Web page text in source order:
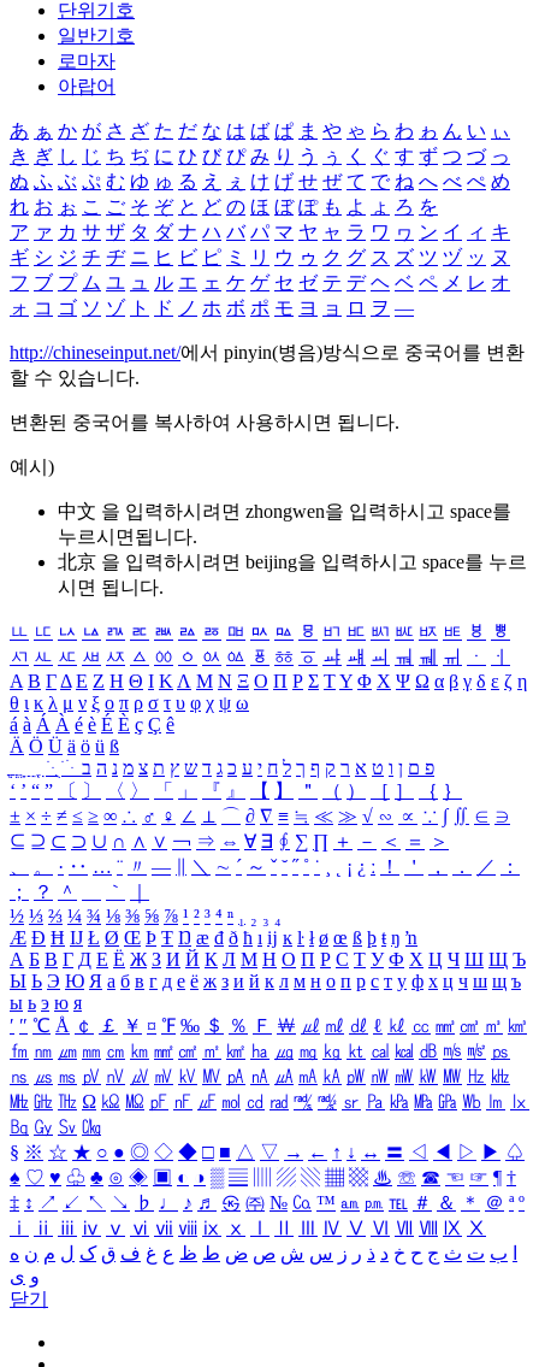
단위기호
일반기호
로마자
아랍어
あ ぁ か が さ ざ た だ な は ば ぱ ま や ゃ ら わ ゎ ん い ぃ
き ぎ し じ ち ぢ に ひ び ぴ み り う ぅ く ぐ す ず つ づ っ
ぬ ふ ぶ ぷ む ゆ ゅ る え ぇ け げ せ ぜ て で ね へ べ ぺ め
れ お ぉ こ ご そ ぞ と ど の ほ ぼ ぽ も よ ょ ろ を
ア ァ カ サ ザ タ ダ ナ ハ バ パ マ ヤ ャ ラ ワ ヮ ン イ ィ キ
ギ シ ジ チ ヂ ニ ヒ ビ ピ ミ リ ウ ゥ ク グ ス ズ ツ ヅ ッ ヌ
フ ブ プ ム ユ ュ ル エ ェ ケ ゲ セ ゼ テ デ ヘ ベ ペ メ レ オ
ォ コ ゴ ソ ゾ ト ド ノ ホ ボ ポ モ ヨ ョ ロ ヲ ―
http://chineseinput.net/에서 pinyin(병음)방식으로 중국어를 변환
할 수 있습니다.
변환된 중국어를 복사하여 사용하시면 됩니다.
예시)
中文 을 입력하시려면 zhongwen을 입력하시고 space를
누르시면됩니다.
北京 을 입력하시려면 beijing을 입력하시고 space를 누르
시면 됩니다.
ㅥ ㅦ ㅧ ㅨ ㅩ ㅪ ㅫ ㅬ ㅭ ㅮ ㅯ ㅰ ㅱ ㅲ ㅳ ㅴ ㅵ ㅶ ㅷ ㅸ
ㅹ
ㅺ ㅻ ㅼ ㅽ ㅾ ㅿ ㆀ ㆁ ㆂ ㆃ ㆄ ㆅ ㆆ ㆇ ㆈ ㆉ ㆊ ㆋ ㆌ ㆍ
ㆎ
Α Β ΓΔ Ε Ζ Η Θ Ι ΚΛ Μ Ν Ξ Ο Π Ρ Σ ΤΥ Φ Χ Ψ Ω α β γ δ ε ζ η
θ ι κ λ μ ν ξ ο π ρ σ τ υ φ χ ψ ω
á à Á À é è É È ç Ç ê
Ä Ö Ü ä ö ü ß
ִֶֹ ֻּ ׁׂ פ ם ן ו ט א ר ק ף ך ל ח י ע כ ג ד ש ץ ת צ מ נ ה ב
‘ ’ “ ” 〔 〕 〈 〉 「 」 『 』 【 】 ＂ （ ） ［ ］ ｛ ｝
± × ÷ ≠ ≤ ≥ ∞ ∴ ♂ ♀ ∠ ⊥ ⌒ ∂ ∇ ≡ ≒ ≪ ≫ √ ∽ ∝ ∵ ∫ ∬ ∈ ∋
⊆ ⊇ ⊂ ⊃ ∪ ∩ ∧ ∨ ￢ ⇒ ⇔ ∀ ∃ ∮ ∑ ∏ ＋ － ＜ ＝
＞
、
。 · ‥ … ¨ 〃 ― ＼ ∼ ´ ～ ˇ ˘ ˝ ˚ ˙ ¸ ¡ ¿ ː ！ ＇ ， ． ／
：
；
？ ＾ ｀
½ ⅓ ⅔ ¼ ¾ ⅛ ⅜ ⅝ ⅞ ¹ ² ³ ⁴ ⁿ ₁ ₂ ₃ ₄
Æ Ð Ħ Ĳ Ł Ø Œ Þ Ŧ Ŋ æ đ ð ħ ı ĳ ĸ ŀ ł ø œ ß þ ŧ ŋ ŉ
А Б В Г Д Е Ё Ж З И Й К Л М Н О П Р С Т У Ф Х Ц Ч Ш Щ Ъ
Ы Ь Э Ю Я а б в г д е ё ж з и й к л м н о п р с т у ф х ц ч ш щ ъ
ы ь э ю я
′ ″ ℃ Å ￠ ￡ ￥ ¤ ℉ ‰ ＄ ％ Ｆ ￦ ㎕ ㎖ ㎗ ℓ ㎘ ㏄ ㎣ ㎤ ㎥ ㎦
㎙ ㎚ ㎛ ㎜ ㎝ ㎞ ㎟ ㎠ ㎡ ㎢ ㏊ ㎍ ㎎ ㎏ ㏏ ㎈ ㎉ ㏈ ㎧ ㎨ ㎰
㎱ ㎲ ㎳ ㎴ ㎵ ㎶ ㎷ ㎸ ㎹ ㎀ ㎁ ㎂ ㎃ ㎄ ㎺ ㎻ ㎽ ㎾ ㎿ ㎐ ㎑
㎒ ㎓ ㎔ Ω ㏀ ㏁ ㎊ ㎋ ㎌ ㏖ ㏅ ㎭ ㎮ ㎯ ㏛ ㎩ ㎪ ㎫ ㎬ ㏝ ㏐
㏓
㏃ ㏉ ㏜ ㏆
§ ※ ☆ ★ ○ ● ◎ ◇ ◆ □ ■ △ ▽ → ← ↑ ↓ ↔ 〓 ◁ ◀ ▷ ▶ ♤
♠ ♡ ♥ ♧ ♣ ⊙ ◈ ▣ ◐ ◑ ▒ ▤ ▨ ▧ ▦ ▩ ♨ ☏ ☎ ☜ ☞ ¶ †
‡ ↕ ↗ ↙ ↖ ↘ ♭ ♩ ♪ ♬ ㉿ ㈜ № ㏇ ™ ㏂ ㏘ ℡ ＃ ＆ ＊ ＠ ª º
ⅰ
ⅱ ⅲ ⅳ ⅴ ⅵ ⅶ ⅷ ⅸ ⅹ Ⅳ Ⅴ Ⅵ Ⅶ Ⅷ Ⅸ Ⅹ
ب ت ث ج ح خ د ذ ر ز س ش ص ض ط ظ ع غ ف ق ک ل م ن ه
و ی
닫기